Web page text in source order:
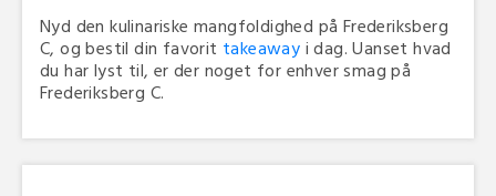
Nyd den kulinariske mangfoldighed på Frederiksberg
C, og bestil din favorit takeaway i dag. Uanset hvad
du har lyst til, er der noget for enhver smag på
Frederiksberg C.